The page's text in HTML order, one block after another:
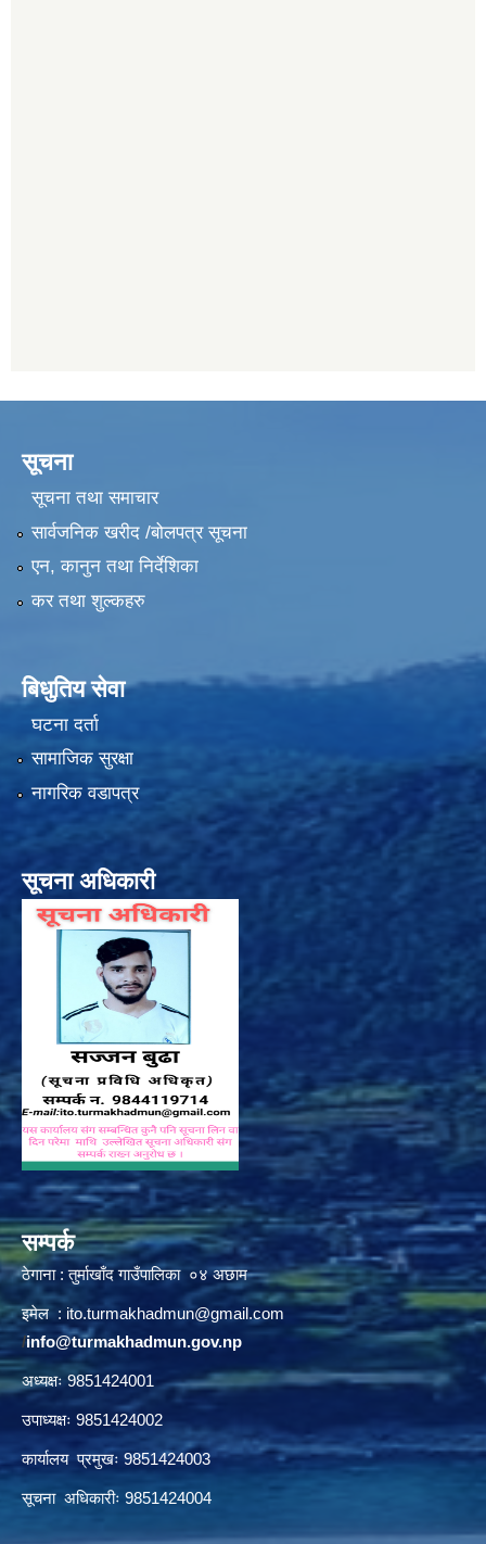
सूचना
सूचना तथा समाचार
सार्वजनिक खरीद /बोलपत्र सूचना
एन, कानुन तथा निर्देशिका
कर तथा शुल्कहरु
बिधुतिय सेवा
घटना दर्ता
सामाजिक सुरक्षा
नागरिक वडापत्र
सूचना अधिकारी
सम्पर्क
ठेगाना : तुर्माखाँद गाउँपालिका ०४ अछाम
इमेल : ito.turmakhadmun@gmail.com
/info@turmakhadmun.gov.np
अध्यक्षः 9851424001
उपाध्यक्षः 9851424002
कार्यालय प्रमुखः 9851424003
सूचना अधिकारीः 9851424004